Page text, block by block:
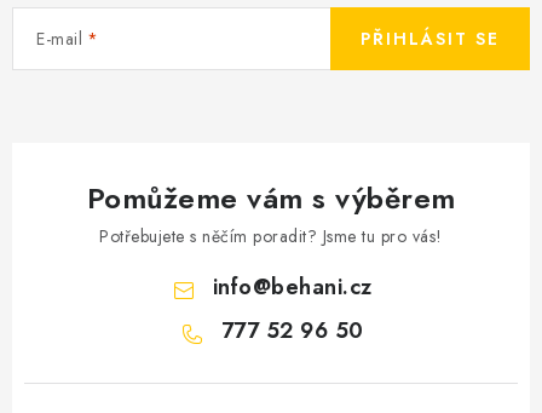
E-mail PŘIHLÁSIT SE
Pomůžeme vám s výběrem
Potřebujete s něčím poradit? Jsme tu pro vás!
info@behani.cz
777 52 96 50